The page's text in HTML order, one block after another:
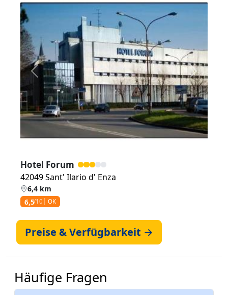
Zurück Weiter
Hotel Forum
42049 Sant' Ilario d' Enza
6,4 km
6,5/10 OK
Preise & Verfügbarkeit →
Häufige Fragen